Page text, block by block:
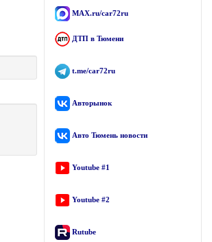
MAX.ru/car72ru
ДТП в Тюмени
t.me/car72ru
Авторынок
Авто Тюмень новости
Youtube #1
Youtube #2
Rutube